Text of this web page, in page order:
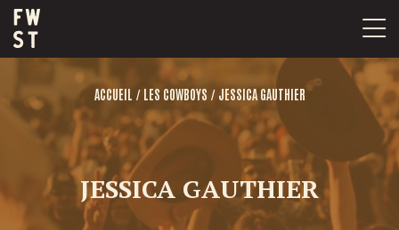
Passer
au
contenu
ACCUEIL / LES COWBOYS / JESSICA GAUTHIER
JESSICA GAUTHIER